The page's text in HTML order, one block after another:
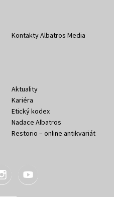
Kontakty Albatros Media
Aktuality
Kariéra
Etický kodex
Nadace Albatros
Restorio – online antikvariát